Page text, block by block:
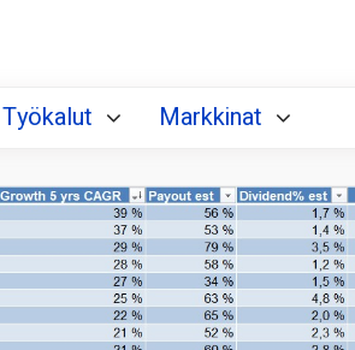
Työkalut Markkinat